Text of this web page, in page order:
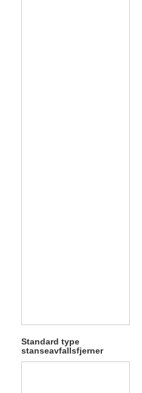
Standard type
stanseavfallsfjerner